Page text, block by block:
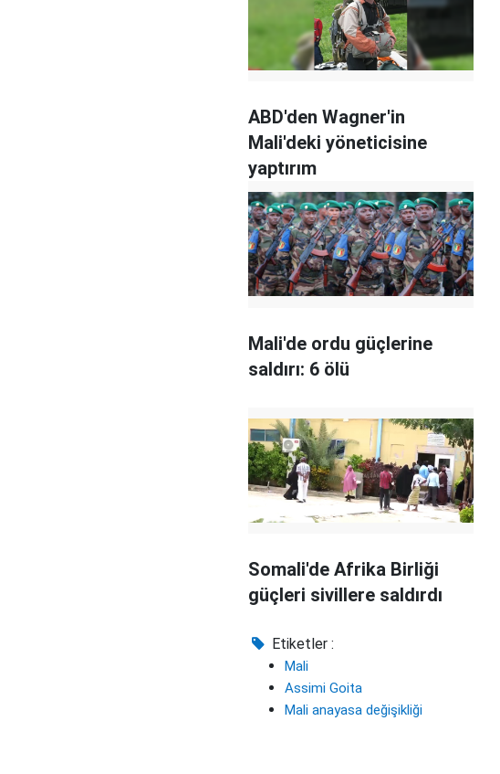
ABD'den Wagner'in
Mali'deki yöneticisine
yaptırım
Mali'de ordu güçlerine
saldırı: 6 ölü
Somali'de Afrika Birliği
güçleri sivillere saldırdı
Etiketler :
Mali
Assimi Goita
Mali anayasa değişikliği